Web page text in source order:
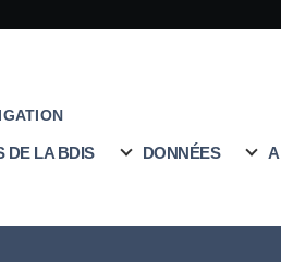
DE LA BDIS DONNÉES
PUBLICATIONS